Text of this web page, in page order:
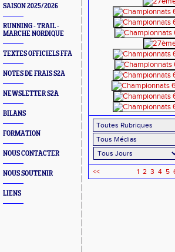
SAISON 2025/2026
RUNNING - TRAIL -
MARCHE NORDIQUE
TEXTES OFFICIELS FFA
NOTES DE FRAIS S2A
NEWSLETTER S2A
BILANS
FORMATION
NOUS CONTACTER
NOUS SOUTENIR
LIENS
<< 1 2 3 4 5